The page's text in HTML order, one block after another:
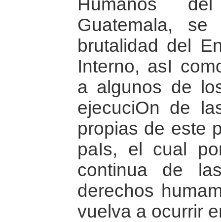
Humanos
Guatemala,
brutalidad del
Interno, asI
a algunos de
ejecuciOn de
propias de este
paIs, el cual
continua de
derechos
vuelva a ocurrir